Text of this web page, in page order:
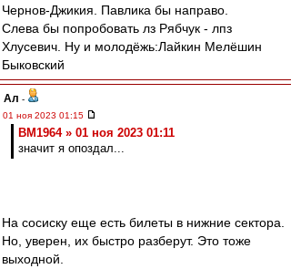
Чернов-Джикия. Павлика бы направо.
Слева бы попробовать лз Рябчук - лпз
Хлусевич. Ну и молодёжь:Лайкин Мелёшин
Быковский
Ал -
01 ноя 2023 01:15
BM1964 » 01 ноя 2023 01:11
значит я опоздал...
На сосиску еще есть билеты в нижние сектора.
Но, уверен, их быстро разберут. Это тоже
выходной.